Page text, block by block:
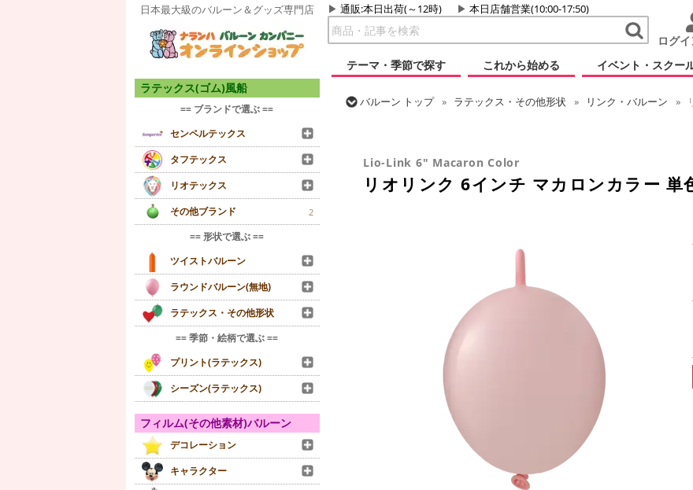
日本最大級のバルーン＆グッズ専門店 通販:本日出荷(～12時) 本日店舗営業(10:00-17:50)
ログ
テーマ・季節で探す
これから始める イベント・スクー
ラテックス(ゴム)風船
== ブランドで選ぶ ==
センペルテックス
タフテックス
リオテックス
その他ブランド
2
== 形状で選ぶ ==
ツイストバルーン
ラウンドバルーン(無地)
ラテックス・その他形状
== 季節・絵柄で選ぶ ==
プリント(ラテックス)
シーズン(ラテックス)
フィルム(その他素材)バルーン
デコレーション
キャラクター
バルーン トップ ラテックス・その他形状 リンク・バルーン
Lio-Link 6" Macaron Color
リオリンク 6インチ マカロンカラー 単